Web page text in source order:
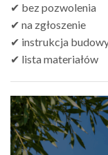
✔ bez pozwolenia
✔ na zgłoszenie
✔ instrukcja
✔ lista materiałów